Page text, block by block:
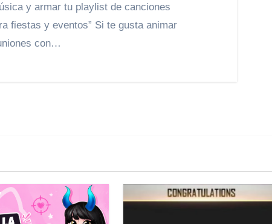
y armar tu playlist de canciones
fiestas y eventos” Si te gusta animar
con…